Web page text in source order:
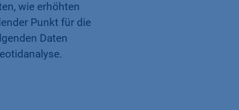
wie erhöhten
Punkt für die
Daten